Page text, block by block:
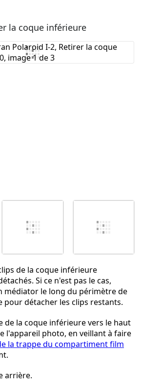
Ajouter un commentaire
la coque inférieure
de la coque inférieure
Si ce n'est pas le cas,
médiator le long du périmètre de
pour détacher les clips restants.
de la coque inférieure vers le haut
l'appareil photo, en veillant à faire
la trappe du compartiment film
arrière.